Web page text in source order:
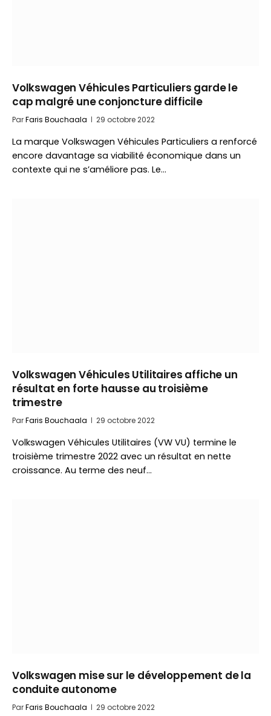
Volkswagen Véhicules Particuliers garde le
cap malgré une conjoncture difficile
ParFaris Bouchaala 29 octobre 2022
La marque Volkswagen Véhicules Particuliers a renforcé
encore davantage sa viabilité économique dans un
contexte qui ne s’améliore pas. Le…
Volkswagen Véhicules Utilitaires affiche un
résultat en forte hausse au troisième
trimestre
ParFaris Bouchaala 29 octobre 2022
Volkswagen Véhicules Utilitaires (VW VU) termine le
troisième trimestre 2022 avec un résultat en nette
croissance. Au terme des neuf…
Volkswagen mise sur le développement de la
conduite autonome
ParFaris Bouchaala 29 octobre 2022